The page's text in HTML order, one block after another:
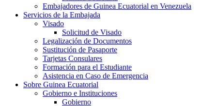
Embajadores de Guinea Ecuatorial en Venezuela
Servicios de la Embajada
Visado
Solicitud de Visado
Legalización de Documentos
Sustitución de Pasaporte
Tarjetas Consulares
Formación para el Estudiante
Asistencia en Caso de Emergencia
Sobre Guinea Ecuatorial
Gobierno e Instituciones
Gobierno